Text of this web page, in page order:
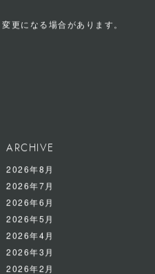
2026年8月
2026年7月
2026年6月
2026年5月
2026年4月
2026年3月